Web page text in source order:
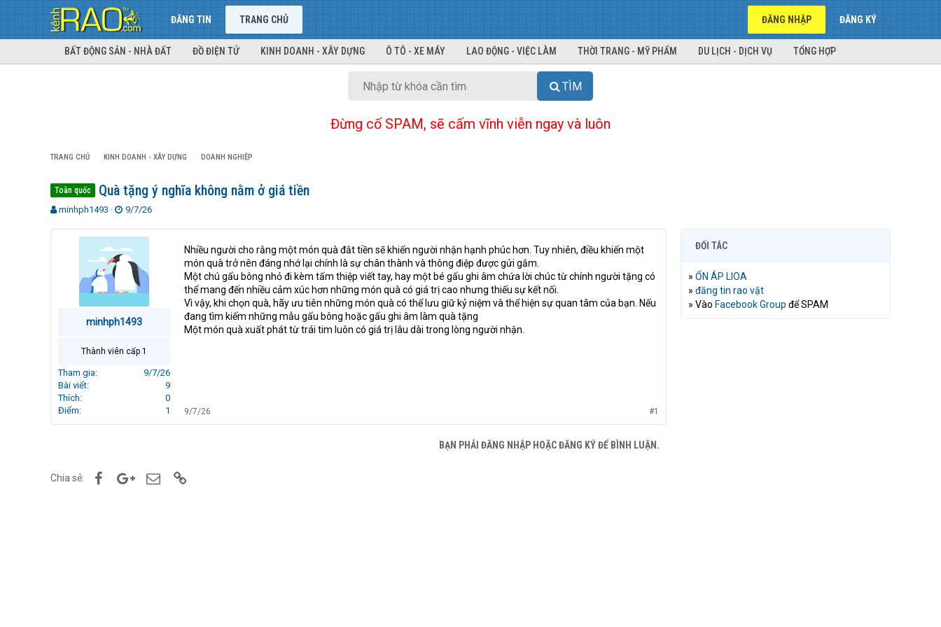
ĐĂNG TIN TRANG CHỦ ĐĂNG NHẬP ĐĂNG KÝ
BẤT ĐỘNG SẢN - NHÀ ĐẤT ĐỒ ĐIỆN TỬ KINH DOANH - XÂY DỰNG Ô TÔ - XE MÁY LAO ĐỘNG - VIỆC LÀM THỜI TRANG - MỸ PHẨM DU LỊCH - DỊCH VỤ TỔNG HỢP
TÌM
Đừng cố SPAM, sẽ cấm vĩnh viễn ngay và luôn
TRANG CHỦ KINH DOANH - XÂY DỰNG DOANH NGHIỆP
Toàn quốc Quà tặng ý nghĩa không nằm ở giá tiền
T
minhph1493
N
à
y
g
9/7/26
minhph1493
Thành viên cấp 1
Tham gia
9/7/26
Bài viết
9
Thích
0
Điểm
1
Nhiều người cho rằng một món quà đắt tiền sẽ khiến người nhận hạnh phúc hơn. Tuy nhiên, điều khiến một
món quà trở nên đáng nhớ lại chính là sự chân thành và thông điệp được gửi gắm.
Một chú gấu bông nhỏ đi kèm tấm thiệp viết tay, hay một bé gấu ghi âm chứa lời chúc từ chính người tặng có
thể mang đến nhiều cảm xúc hơn những món quà có giá trị cao nhưng thiếu sự kết nối.
Vì vậy, khi chọn quà, hãy ưu tiên những món quà có thể lưu giữ kỷ niệm và thể hiện sự quan tâm của bạn. Nếu
đang tìm kiếm những mẫu gấu bông hoặc gấu ghi âm làm quà tặng
Một món quà xuất phát từ trái tim luôn có giá trị lâu dài trong lòng người nhận.
9/7/26 #1
BẠN PHẢI ĐĂNG NHẬP HOẶC ĐĂNG KÝ ĐỂ BÌNH LUẬN.
Chia sẻ: FacebookGoogle+Email
ĐỐI TÁC
» ỔN ÁP LIOA
» đăng tin rao vặt
» Vào Facebook Group để SPAM